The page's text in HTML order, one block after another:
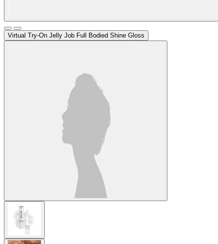
Virtual Try-On Jelly Job Full Bodied Shine Gloss